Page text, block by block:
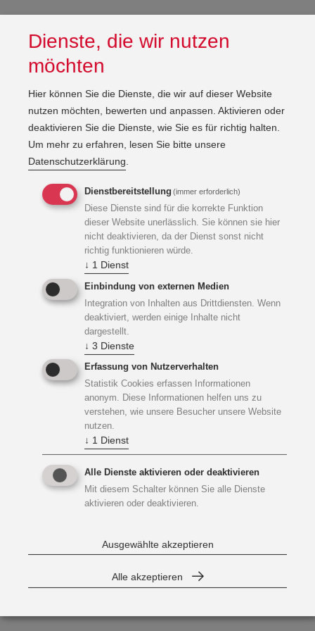
Dienste, die wir nutzen
möchten
Hier können Sie die Dienste, die wir auf dieser Website
nutzen möchten, bewerten und anpassen. Aktivieren oder
deaktivieren Sie die Dienste, wie Sie es für richtig halten.
Um mehr zu erfahren, lesen Sie bitte unsere
Datenschutzerklärung
Dienstbereitstellung(immer erforderlich)
Diese Dienste sind für die korrekte Funktion
dieser Website unerlässlich. Sie können sie hier
nicht deaktivieren, da der Dienst sonst nicht
richtig funktionieren würde.
↓ 1 Dienst
Einbindung von externen Medien
Integration von Inhalten aus Drittdiensten. Wenn
deaktiviert, werden einige Inhalte nicht
dargestellt.
↓ 3 Dienste
Erfassung von Nutzerverhalten
Statistik Cookies erfassen Informationen
anonym. Diese Informationen helfen uns zu
verstehen, wie unsere Besucher unsere Website
nutzen.
↓ 1 Dienst
Alle Dienste aktivieren oder deaktivieren
Mit diesem Schalter können Sie alle Dienste
aktivieren oder deaktivieren.
Ausgewählte akzeptieren
Alle akzeptieren